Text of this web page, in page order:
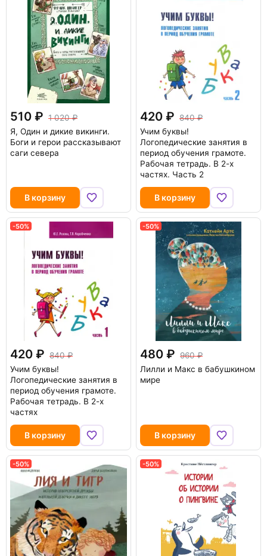
510
1 020
Я, Один и дикие викинги.
Боги и герои рассказывают
саги севера
В корзину
420
840
Учим буквы!
Логопедические занятия в
период обучения грамоте.
Рабочая тетрадь. В 2-х
частях. Часть 2
В корзину
-50%
420
840
Учим буквы!
Логопедические занятия в
период обучения грамоте.
Рабочая тетрадь. В 2-х
частях
В корзину
-50%
480
960
Лилли и Макс в бабушкином
мире
В корзину
-50% -50%